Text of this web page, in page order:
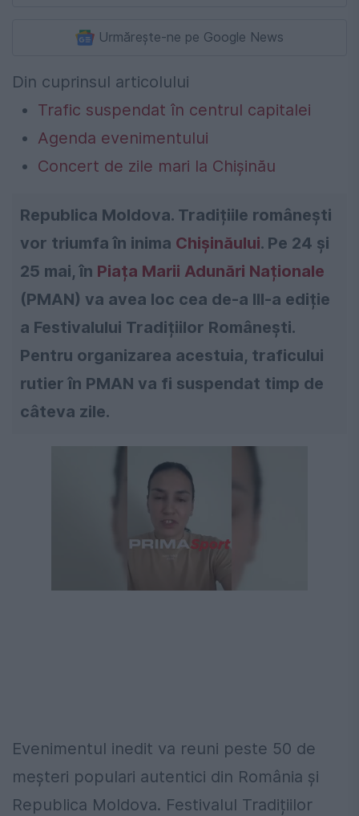
Urmărește-ne pe Google News
Din cuprinsul articolului
Trafic suspendat în centrul capitalei
Agenda evenimentului
Concert de zile mari la Chișinău
Republica Moldova. Tradițiile românești
vor triumfa în inima Chișinăului. Pe 24 și
25 mai, în Piața Marii Adunări Naționale
(PMAN) va avea loc cea de-a III-a ediție
a Festivalului Tradițiilor Românești.
Pentru organizarea acestuia, traficului
rutier în PMAN va fi suspendat timp de
câteva zile.
Evenimentul inedit va reuni peste 50 de
meșteri populari autentici din România și
Republica Moldova. Festivalul Tradițiilor